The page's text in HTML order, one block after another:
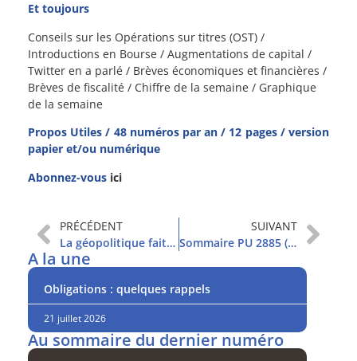
Et toujours
Conseils sur les Opérations sur titres (OST) /
Introductions en Bourse / Augmentations de capital /
Twitter en a parlé / Brèves économiques et financières /
Brèves de fiscalité / Chiffre de la semaine / Graphique
de la semaine
Propos Utiles / 48 numéros par an / 12 pages / version
papier et/ou numérique
Abonnez-vous ici
PRÉCÉDENT
La géopolitique fait son retour
SUIVANT
Sommaire PU 2885 (7/1/2020)
A la une
Obligations : quelques rappels
21 juillet 2026
Au sommaire du dernier numéro